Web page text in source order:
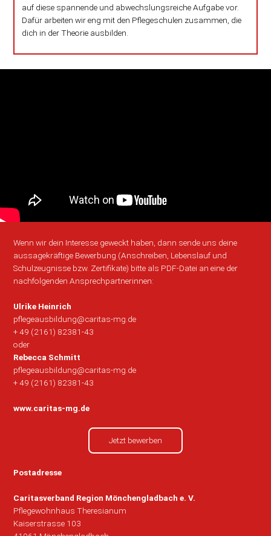
auf diese spannende und abwechslungsreiche Aufgabe vor.
Dafür arbeiten wir eng mit den Pflegeschulen zusammen, die
dich in der Theorie ausbilden.
Wenn wir dein Interesse geweckt haben, dann sende uns deine
aussagekräftige Bewerbung (Anschreiben, Lebens­lauf und
Schulzeugnisse bzw. Zertifikate) bitte als PDF-Datei an eine der
nachfolgenden Ansprechpartnerinnen:
Ulrike Heinrich
pflegeausbildung@caritas-mg.de
+ 49 (2161) 82381-43
oder
Rebecca Schmitt
pflegeausbildung@caritas-mg.de
+ 49 (2161) 82381-43
www.caritas-mg.de
Jetzt bewerben
Postadresse
Caritasverband Region Mönchengladbach e. V.
Pflegewohnhaus Theresianum
Kaiserstrasse 103